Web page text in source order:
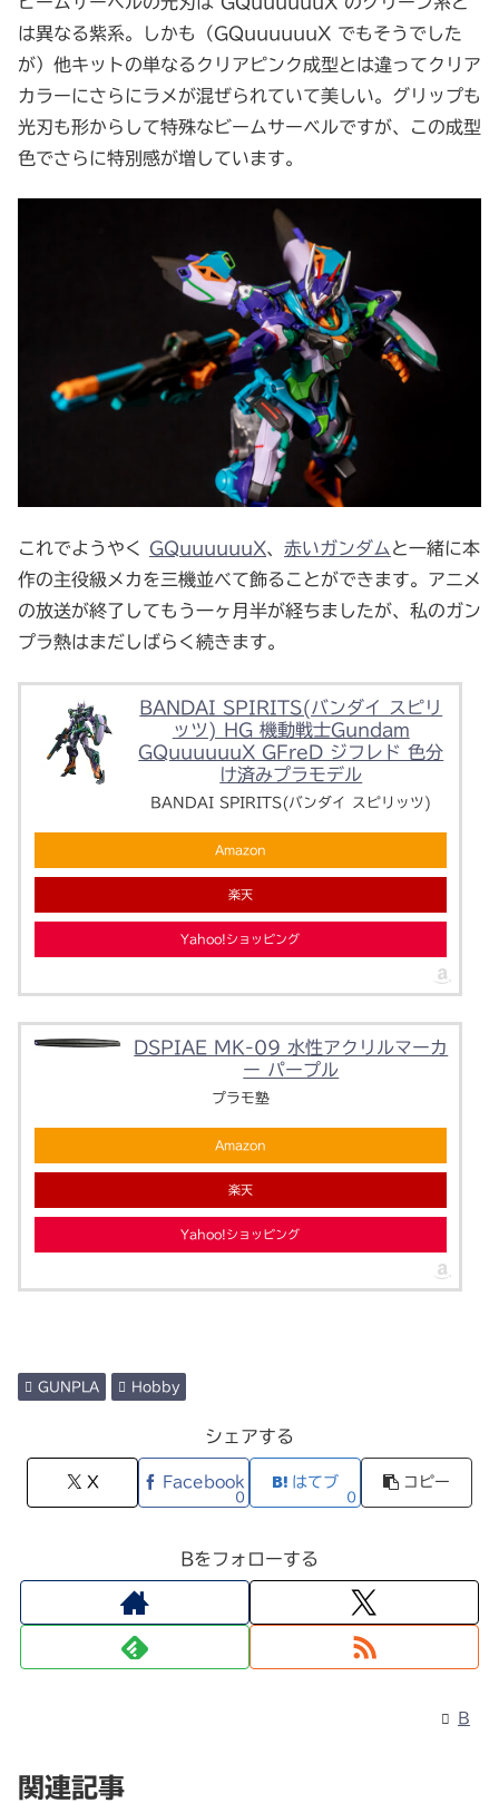
は異なる紫系。しかも（GQuuuuuuX でもそうでした
が）他キットの単なるクリアピンク成型とは違ってクリア
カラーにさらにラメが混ぜられていて美しい。グリップも
光刃も形からして特殊なビームサーベルですが、この成型
色でさらに特別感が増しています。
これでようやく GQuuuuuuX、 赤いガンダム と一緒に本
作の主役級メカを三機並べて飾ることができます。アニメ
の放送が終了してもう一ヶ月半が経ちましたが、私のガン
プラ熱はまだしばらく続きます。
BANDAI SPIRITS(バンダイ スピリ
ッツ) HG 機動戦士Gundam
GQuuuuuuX GFreD ジフレド 色分
け済みプラモデル
BANDAI SPIRITS(バンダイ スピリッツ)
Amazon
楽天
Yahoo!ショッピング
DSPIAE MK-09 水性アクリルマーカ
ー パープル
プラモ塾
Amazon
楽天
Yahoo!ショッピング
GUNPLA Hobby
シェアする
X Facebook
0
はてブ
0
コピー
Bをフォローする
B
関連記事